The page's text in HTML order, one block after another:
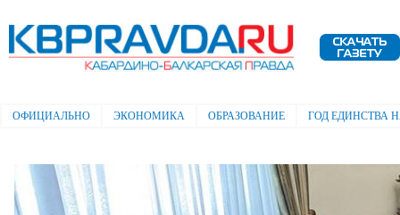
Электронная газета "Кабардино-
Балкарская правда"
Главное меню
ОФИЦИАЛЬНО ЭКОНОМИКА ОБРАЗОВАНИЕ ГОД ЕДИНСТВА